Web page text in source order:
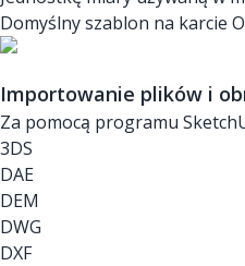
Domyślny szablon na karcie
Importowanie plików i
Za pomocą programu
3DS
DAE
DEM
DWG
DXF